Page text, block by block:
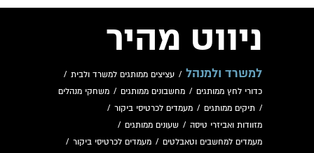
ניווט מהיר
למשרד ולמנהל / עציצים ממותגים למשרד ולבית /
כדורי לחץ ממותגים / מחשבונים ממותגים / משחקי מנהלים
/ תיקים ממותגים / מעמדים לכרטיסי ביקור /
מזוודות ואביזרי טיסה / שעונים ממותגים /
מעמדים למחשבים וטאבלטים / מעמדים לכרטיסי ביקור /